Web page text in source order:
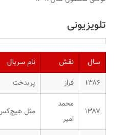
تلویزیونی
سال نقش نام سریال
۱۳۸۶
فراز پریدخت
۱۳۸۷
محمد
امیر
مثل